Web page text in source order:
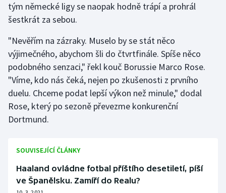
tým německé ligy se naopak hodně trápí a prohrál
šestkrát za sebou.
"Nevěřím na zázraky. Muselo by se stát něco
výjimečného, abychom šli do čtvrtfinále. Spíše něco
podobného senzaci," řekl kouč Borussie Marco Rose.
"Víme, kdo nás čeká, nejen po zkušenosti z prvního
duelu. Chceme podat lepší výkon než minule," dodal
Rose, který po sezoně převezme konkurenční
Dortmund.
SOUVISEJÍCÍ ČLÁNKY
Haaland ovládne fotbal příštího desetiletí, píší
ve Španělsku. Zamíří do Realu?